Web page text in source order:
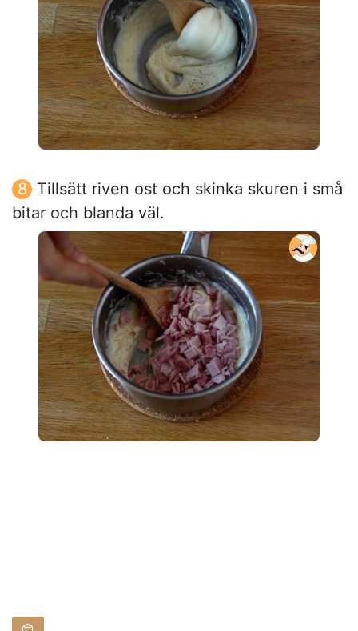
Tillsätt riven ost och skinka skuren i små
bitar och blanda väl.